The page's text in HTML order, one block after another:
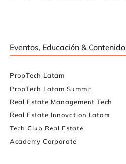
Eventos, Educación &
PropTech Latam
PropTech Latam Summit
Real Estate Management Tech
Real Estate Innovation Latam
Tech Club Real Estate
Academy Corporate